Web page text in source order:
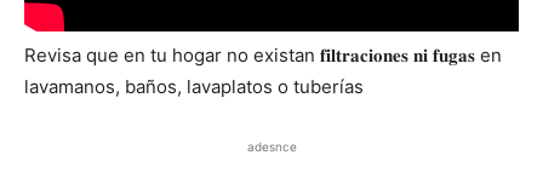
Revisa que en tu hogar no existan 𝐟𝐢𝐥𝐭𝐫𝐚𝐜𝐢𝐨𝐧𝐞𝐬 𝐧𝐢 𝐟𝐮𝐠𝐚𝐬 en
lavamanos, baños, lavaplatos o tuberías
adesnce